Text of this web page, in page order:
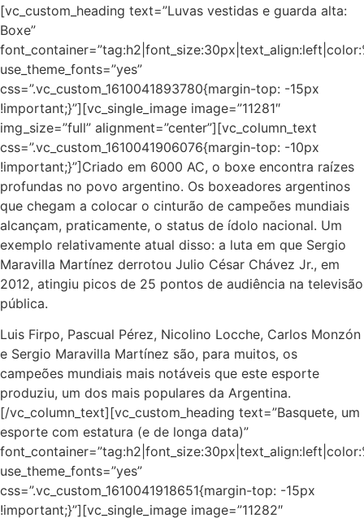
[vc_custom_heading text=”Luvas vestidas e guarda alta:
Boxe”
use_theme_fonts=”yes”
css=”.vc_custom_1610041893780{margin-top: -15px
!important;}”][vc_single_image image=”11281″
img_size=”full” alignment=”center”][vc_column_text
css=”.vc_custom_1610041906076{margin-top: -10px
!important;}”]Criado em 6000 AC, o boxe encontra raízes
profundas no povo argentino. Os boxeadores argentinos
que chegam a colocar o cinturão de campeões mundiais
alcançam, praticamente, o status de ídolo nacional. Um
exemplo relativamente atual disso: a luta em que Sergio
Maravilla Martínez derrotou Julio César Chávez Jr., em
2012, atingiu picos de 25 pontos de audiência na televisão
pública.
Luis Firpo, Pascual Pérez, Nicolino Locche, Carlos Monzón
e Sergio Maravilla Martínez são, para muitos, os
campeões mundiais mais notáveis ​​que este esporte
produziu, um dos mais populares da Argentina.
[/vc_column_text][vc_custom_heading text=”Basquete, um
esporte com estatura (e de longa data)”
use_theme_fonts=”yes”
css=”.vc_custom_1610041918651{margin-top: -15px
!important;}”][vc_single_image image=”11282″